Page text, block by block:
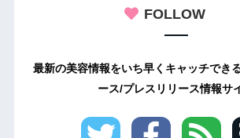
FOLLOW
最新の美容情報をいち早くキャッチでき
ース/プレスリリース情報サ